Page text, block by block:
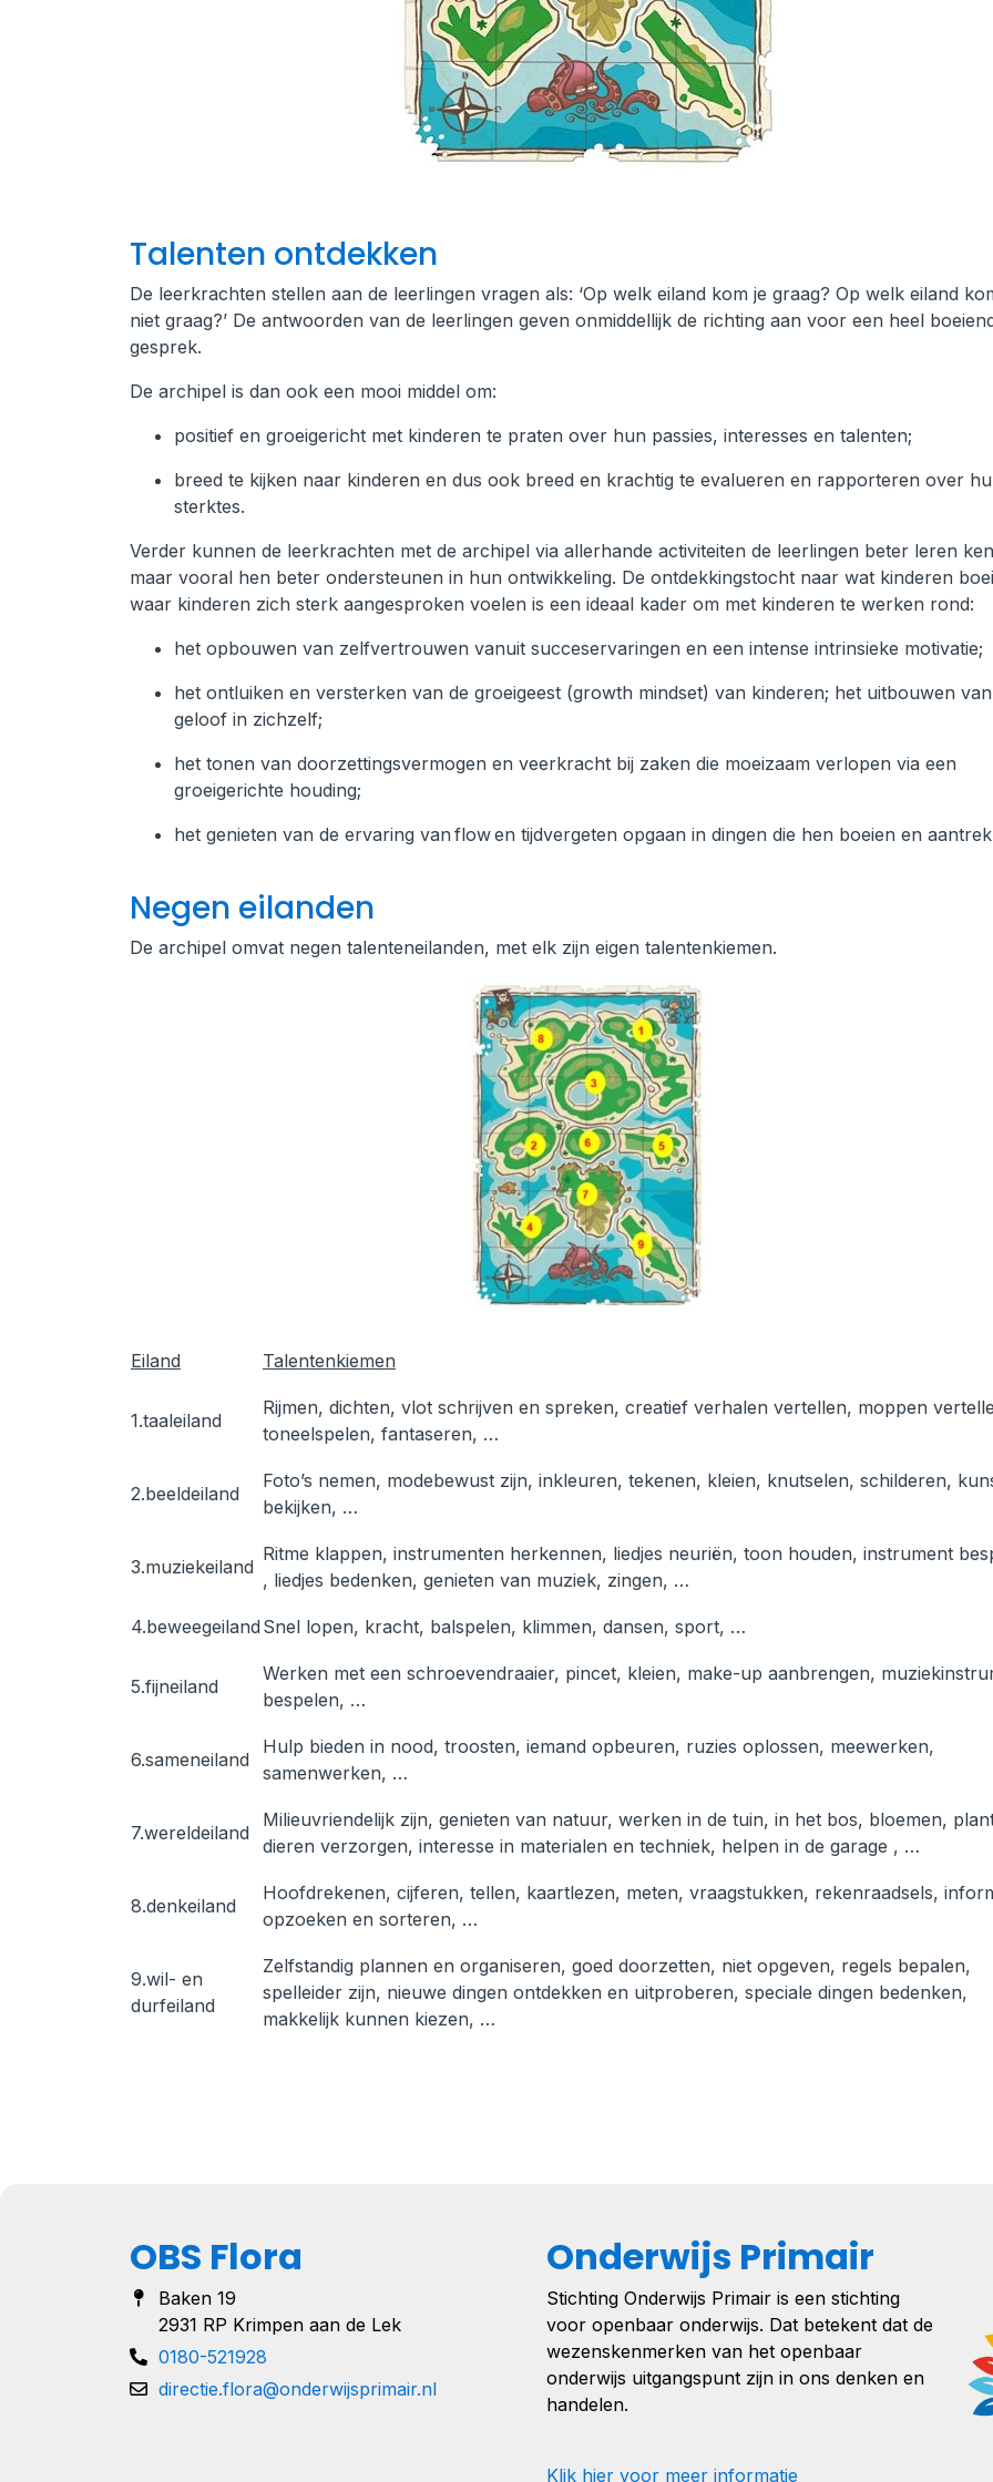
Talenten ontdekken
De leerkrachten stellen aan de leerlingen vragen als: ‘Op welk eiland kom je graag? Op welk eiland
niet graag?’ De antwoorden van de leerlingen geven onmiddellijk de richting aan voor een heel
gesprek.
De archipel is dan ook een mooi middel om:
positief en groeigericht met kinderen te praten over hun passies, interesses en talenten;
breed te kijken naar kinderen en dus ook breed en krachtig te evalueren en rapporteren over
sterktes.
Verder kunnen de leerkrachten met de archipel via allerhande activiteiten de leerlingen beter leren
maar vooral hen beter ondersteunen in hun ontwikkeling. De ontdekkingstocht naar wat kinderen
waar kinderen zich sterk aangesproken voelen is een ideaal kader om met kinderen te werken rond:
het opbouwen van zelfvertrouwen vanuit succeservaringen en een intense intrinsieke motivatie;
het ontluiken en versterken van de groeigeest (growth mindset) van kinderen; het uitbouwen
geloof in zichzelf;
het tonen van doorzettingsvermogen en veerkracht bij zaken die moeizaam verlopen via een
groeigerichte houding;
het genieten van de ervaring van flow en tijdvergeten opgaan in dingen die hen boeien en
Negen eilanden
De archipel omvat negen talenteneilanden, met elk zijn eigen talentenkiemen.
Eiland Talentenkiemen
1.taaleiland
Rijmen, dichten, vlot schrijven en spreken, creatief verhalen vertellen, moppen
toneelspelen, fantaseren, …
2.beeldeiland
Foto’s nemen, modebewust zijn, inkleuren, tekenen, kleien, knutselen, schilderen,
bekijken, …
3.muziekeiland
Ritme klappen, instrumenten herkennen, liedjes neuriën, toon houden, instrument
, liedjes bedenken, genieten van muziek, zingen, …
4.beweegeiland Snel lopen, kracht, balspelen, klimmen, dansen, sport, …
5.fijneiland
Werken met een schroevendraaier, pincet, kleien, make-up aanbrengen,
bespelen, …
6.sameneiland
Hulp bieden in nood, troosten, iemand opbeuren, ruzies oplossen, meewerken,
samenwerken, …
7.wereldeiland
Milieuvriendelijk zijn, genieten van natuur, werken in de tuin, in het bos, bloemen,
dieren verzorgen, interesse in materialen en techniek, helpen in de garage , …
8.denkeiland
Hoofdrekenen, cijferen, tellen, kaartlezen, meten, vraagstukken, rekenraadsels,
opzoeken en sorteren, …
9.wil- en
durfeiland
Zelfstandig plannen en organiseren, goed doorzetten, niet opgeven, regels bepalen,
spelleider zijn, nieuwe dingen ontdekken en uitproberen, speciale dingen bedenken,
makkelijk kunnen kiezen, …
OBS Flora
Baken 19
2931 RP Krimpen aan de Lek
0180-521928
directie.flora@onderwijsprimair.nl
Onderwijs Primair
Stichting Onderwijs Primair is een stichting
voor openbaar onderwijs. Dat betekent dat de
wezenskenmerken van het openbaar
onderwijs uitgangspunt zijn in ons denken en
handelen.
Klik hier voor meer informatie